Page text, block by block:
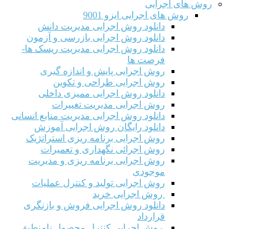
روش های اجرایی
روش های اجرایی ایزو 9001
دانلود روش اجرایی مدیریت دانش
دانلود روش اجرایی بازرسی و آزمون
دانلود روش اجرایی مدیریت ریسک ها-
فرصت ها
روش اجرایی پایش و اندازه گیری
روش اجرایی طراحی و تکوین
دانلود روش اجرایی ممیزی داخلی
روش اجرایی مدیریت تغییرات
دانلود روش اجرایی مدیریت منابع انسانی
دانلود رایگان روش اجرایی آموزش
روش اجرایی برنامه ریزی استراتژیک
روش اجرائی نگهداری و تعمیرات
روش اجرایی برنامه ریزی و مدیریت
موجودی
روش اجرایی تولید و کنترل عملیات
روش اجرایی خرید
دانلود روش اجرایی فروش و بازنگری
قرارداد